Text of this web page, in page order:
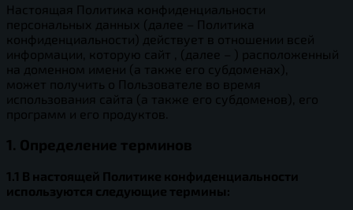
Настоящая Политика конфиденциальности
персональных данных (далее – Политика
конфиденциальности) действует в отношении всей
информации, которую сайт , (далее – ) расположенный
на доменном имени (а также его субдоменах),
может получить о Пользователе во время
использования сайта (а также его субдоменов), его
программ и его продуктов.
1. Определение терминов
1.1 В настоящей Политике конфиденциальности
используются следующие термины: